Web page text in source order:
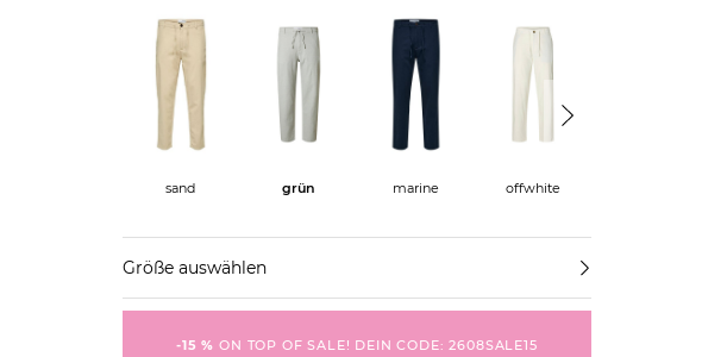
sand grün marine offwhite
Größe auswählen
-15 % ON TOP OF SALE! DEIN CODE: 2608SALE15